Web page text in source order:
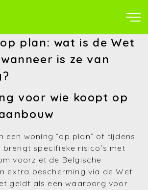
plan: wat is de Wet
is ze van
voor wie koopt op
een woning “op plan” of tijdens
brengt specifieke risico’s met
voorziet de Belgische
extra bescherming via de Wet
geldt als een waarborg voor